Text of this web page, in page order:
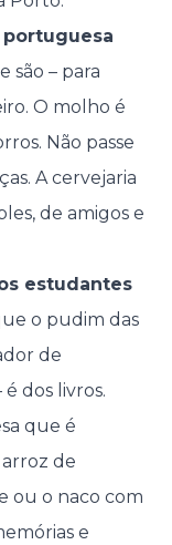
portuguesa
são – para
O molho é
Não passe
A cervejaria
de amigos e
estudantes
o pudim das
de
dos livros.
que é
de
ou o naco com
e